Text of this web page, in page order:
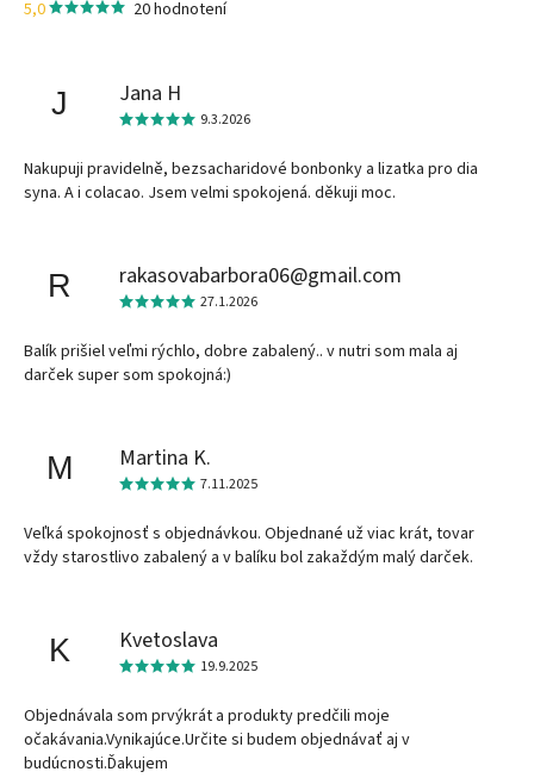
5,0 20 hodnotení
J Jana H
9.3.2026
Nakupuji pravidelně, bezsacharidové bonbonky a lizatka pro dia
syna. A i colacao. Jsem velmi spokojená. děkuji moc.
R rakasovabarbora06@gmail.com
27.1.2026
Balík prišiel veľmi rýchlo, dobre zabalený.. v nutri som mala aj
darček super som spokojná:)
M Martina K.
7.11.2025
Veľká spokojnosť s objednávkou. Objednané už viac krát, tovar
vždy starostlivo zabalený a v balíku bol zakaždým malý darček.
K Kvetoslava
19.9.2025
Objednávala som prvýkrát a produkty predčili moje
očakávania.Vynikajúce.Určite si budem objednávať aj v
budúcnosti.Ďakujem